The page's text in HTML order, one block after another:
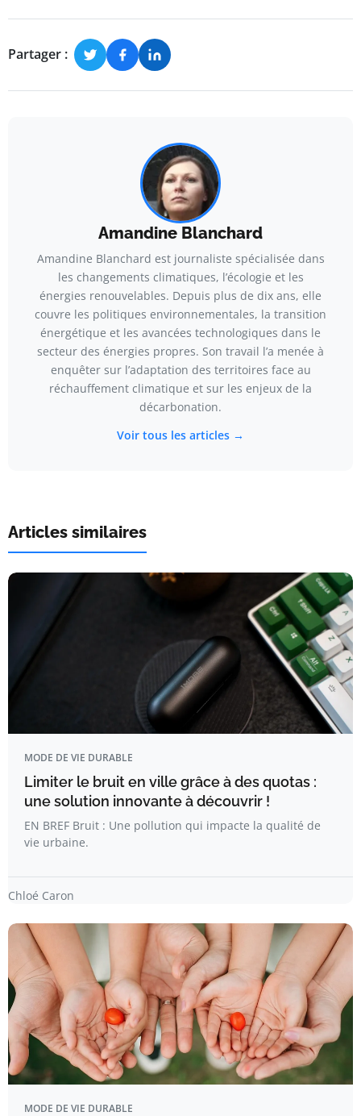
Partager :
Amandine Blanchard
Amandine Blanchard est journaliste spécialisée dans
les changements climatiques, l’écologie et les
énergies renouvelables. Depuis plus de dix ans, elle
couvre les politiques environnementales, la transition
énergétique et les avancées technologiques dans le
secteur des énergies propres. Son travail l’a menée à
enquêter sur l’adaptation des territoires face au
réchauffement climatique et sur les enjeux de la
décarbonation.
Voir tous les articles →
Articles similaires
MODE DE VIE DURABLE
Limiter le bruit en ville grâce à des quotas :
une solution innovante à découvrir !
EN BREF Bruit : Une pollution qui impacte la qualité de
vie urbaine.
Chloé Caron
MODE DE VIE DURABLE